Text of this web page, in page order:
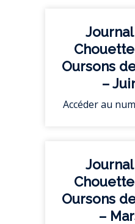
Journal
Oursons
–
Accéder au
Journal
Oursons
–